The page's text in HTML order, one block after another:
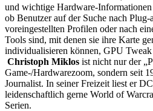
und wichtige Hardware-
ob Benutzer auf der Suche nach
voreingestellten Profilen oder nach
Tools sind, mit denen sie ihre Karte
individualisieren können, GPU
Christoph Miklos ist nicht nur der
Game-/Hardwarezoom, sondern seit
Journalist. In seiner Freizeit liest er
leidenschaftlich gerne World of
Serien.